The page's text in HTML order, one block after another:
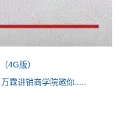
4G版）
霖讲销商学院邀你.....